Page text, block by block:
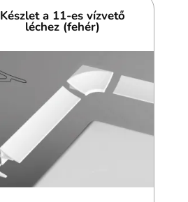
Készlet a 11-es vízvető
léchez (fehér)